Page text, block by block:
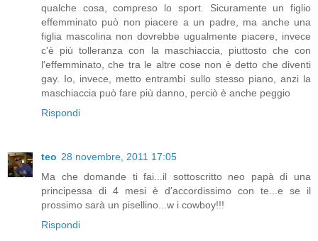
qualche cosa, compreso lo sport. Sicuramente un figlio
effemminato può non piacere a un padre, ma anche una
figlia mascolina non dovrebbe ugualmente piacere, invece
c'è più tolleranza con la maschiaccia, piuttosto che con
l'effemminato, che tra le altre cose non è detto che diventi
gay. Io, invece, metto entrambi sullo stesso piano, anzi la
maschiaccia può fare più danno, perciò è anche peggio
Rispondi
teo 28 novembre, 2011 17:05
Ma che domande ti fai...il sottoscritto neo papà di una
principessa di 4 mesi è d'accordissimo con te...e se il
prossimo sarà un pisellino...w i cowboy!!!
Rispondi